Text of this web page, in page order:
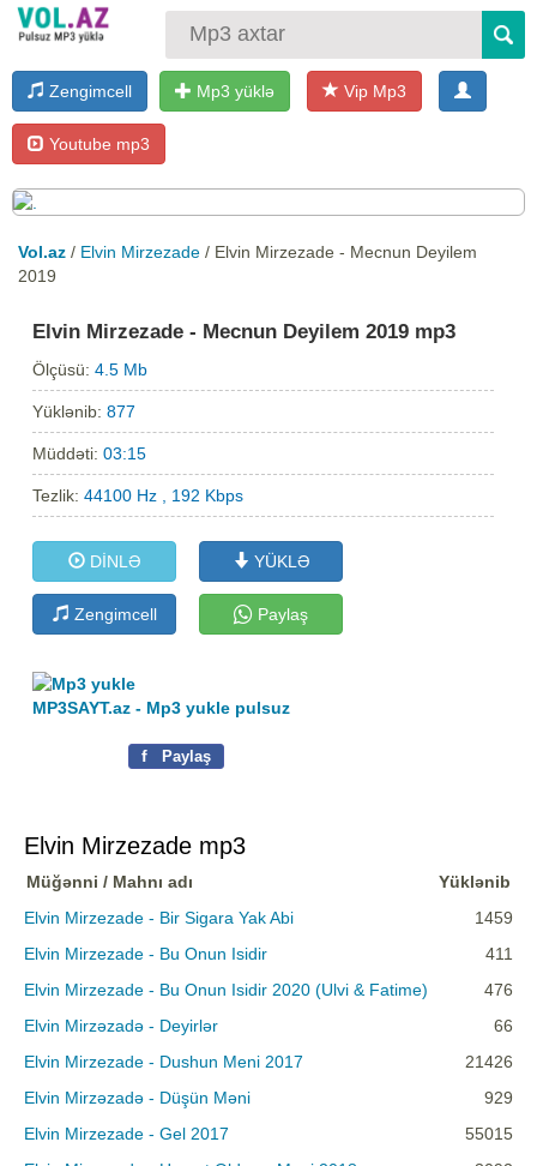
Zengimcell Mp3 yüklə Vip Mp3
Youtube mp3
Vol.az / Elvin Mirzezade / Elvin Mirzezade - Mecnun Deyilem
2019
Elvin Mirzezade - Mecnun Deyilem 2019 mp3
Ölçüsü:4.5 Mb
Yüklənib:877
Müddəti:03:15
Tezlik:44100 Hz , 192 Kbps
DİNLƏ YÜKLƏ
Zengimcell Paylaş
MP3SAYT.az - Mp3 yukle pulsuz
f Paylaş
Elvin Mirzezade mp3
Müğənni / Mahnı adı
Yüklənib
Elvin Mirzezade - Bir Sigara Yak Abi
1459
Elvin Mirzezade - Bu Onun Isidir
411
Elvin Mirzezade - Bu Onun Isidir 2020 (Ulvi & Fatime)
476
Elvin Mirzəzadə - Deyirlər
66
Elvin Mirzezade - Dushun Meni 2017
21426
Elvin Mirzəzadə - Düşün Məni
929
Elvin Mirzezade - Gel 2017
55015